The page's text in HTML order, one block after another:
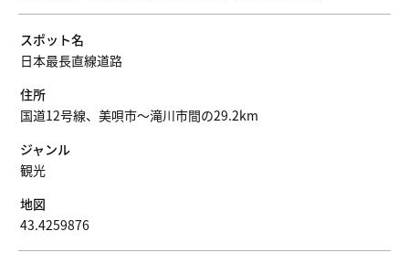
スポット名
日本最長直線道路
住所
国道12号線、美唄市～滝川市間の29.2km
ジャンル
観光
地図
43.4259876